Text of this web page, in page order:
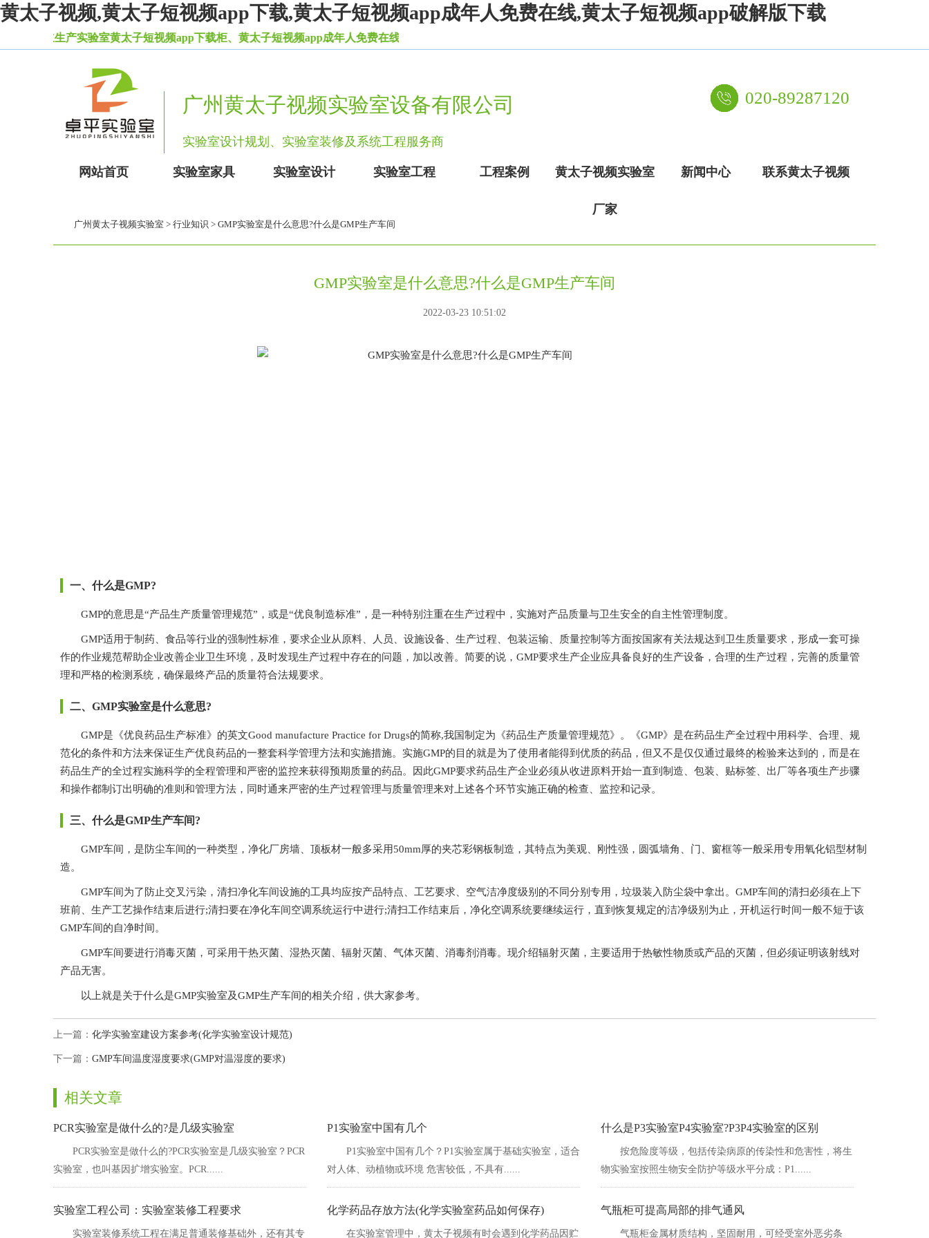
黄太子视频,黄太子短视频app下载,黄太子短视频app成年人免费在线,黄太子短视频app破解版下载
主生产实验室黄太子短视频app下载柜、黄太子短视频app成年人免费在线等一系列实验室设备家具。
广州黄太子视频实验室设备有限公司
实验室设计规划、实验室装修及系统工程服务商
020-89287120
网站首页 实验室家具 实验室设计 实验室工程 工程案例 黄太子视频实验室
厂家
新闻中心 联系黄太子视频
广州黄太子视频实验室 > 行业知识 > GMP实验室是什么意思?什么是GMP生产车间
GMP实验室是什么意思?什么是GMP生产车间
2022-03-23 10:51:02
一、什么是GMP?
GMP的意思是“产品生产质量管理规范”，或是“优良制造标准”，是一种特别注重在生产过程中，实施对产品质量与卫生安全的自主性管理制度。
GMP适用于制药、食品等行业的强制性标准，要求企业从原料、人员、设施设备、生产过程、包装运输、质量控制等方面按国家有关法规达到卫生质量要求，形成一套可操
作的作业规范帮助企业改善企业卫生环境，及时发现生产过程中存在的问题，加以改善。简要的说，GMP要求生产企业应具备良好的生产设备，合理的生产过程，完善的质量管
理和严格的检测系统，确保最终产品的质量符合法规要求。
二、GMP实验室是什么意思?
GMP是《优良药品生产标准》的英文Good manufacture Practice for Drugs的简称,我国制定为《药品生产质量管理规范》。《GMP》是在药品生产全过程中用科学、合理、规
范化的条件和方法来保证生产优良药品的一整套科学管理方法和实施措施。实施GMP的目的就是为了使用者能得到优质的药品，但又不是仅仅通过最终的检验来达到的，而是在
药品生产的全过程实施科学的全程管理和严密的监控来获得预期质量的药品。因此GMP要求药品生产企业必须从收进原料开始一直到制造、包装、贴标签、出厂等各项生产步骤
和操作都制订出明确的准则和管理方法，同时通来严密的生产过程管理与质量管理来对上述各个环节实施正确的检查、监控和记录。
三、什么是GMP生产车间?
GMP车间，是防尘车间的一种类型，净化厂房墙、顶板材一般多采用50mm厚的夹芯彩钢板制造，其特点为美观、刚性强，圆弧墙角、门、窗框等一般采用专用氧化铝型材制
造。
GMP车间为了防止交叉污染，清扫净化车间设施的工具均应按产品特点、工艺要求、空气洁净度级别的不同分别专用，垃圾装入防尘袋中拿出。GMP车间的清扫必须在上下
班前、生产工艺操作结束后进行;清扫要在净化车间空调系统运行中进行;清扫工作结束后，净化空调系统要继续运行，直到恢复规定的洁净级别为止，开机运行时间一般不短于该
GMP车间的自净时间。
GMP车间要进行消毒灭菌，可采用干热灭菌、湿热灭菌、辐射灭菌、气体灭菌、消毒剂消毒。现介绍辐射灭菌，主要适用于热敏性物质或产品的灭菌，但必须证明该射线对
产品无害。
以上就是关于什么是GMP实验室及GMP生产车间的相关介绍，供大家参考。
上一篇： 化学实验室建设方案参考(化学实验室设计规范)
下一篇： GMP车间温度湿度要求(GMP对温湿度的要求)
相关文章
PCR实验室是做什么的?是几级实验室
PCR实验室是做什么的?PCR实验室是几级实验室？PCR
实验室，也叫基因扩增实验室。PCR......
P1实验室中国有几个
P1实验室中国有几个？P1实验室属于基础实验室，适合
对人体、动植物或环境 危害较低，不具有......
什么是P3实验室P4实验室?P3P4实验室的区别
按危险度等级，包括传染病原的传染性和危害性，将生
物实验室按照生物安全防护等级水平分成：P1......
实验室工程公司：实验室装修工程要求
实验室装修系统工程在满足普通装修基础外，还有其专
化学药品存放方法(化学实验室药品如何保存)
在实验室管理中，黄太子视频有时会遇到化学药品因贮
气瓶柜可提高局部的排气通风
气瓶柜金属材质结构，坚固耐用，可经受室外恶劣条